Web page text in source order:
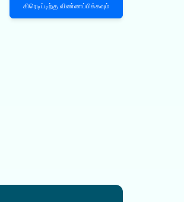
கிரெடிட்டிற்கு விண்ணப்பிக்கவும்